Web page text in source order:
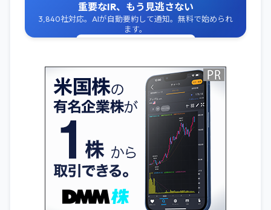
重要なIR、もう見逃さない
3,840社対応。AIが自動要約して通知。無料で始められ
ます。